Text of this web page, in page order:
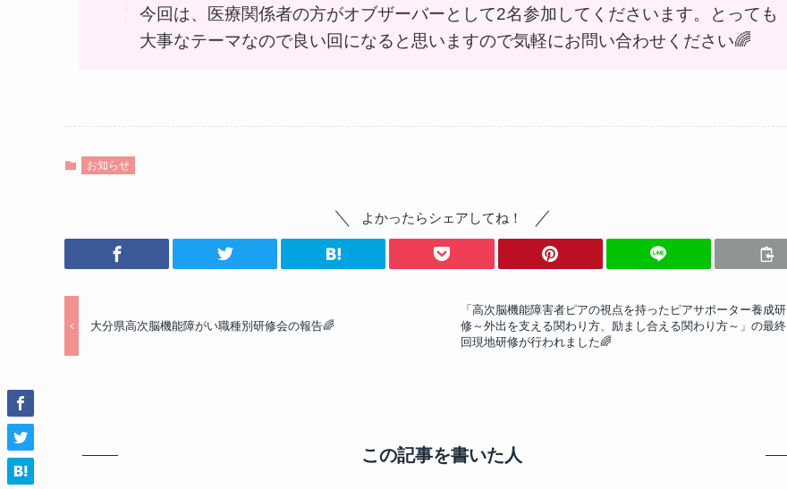
今回は、医療関係者の方がオブザーバーとして2名参加してくださいます。とっても
大事なテーマなので良い回になると思いますので気軽にお問い合わせください🌈
お知らせ
よかったらシェアしてね！
大分県高次脳機能障がい職種別研修会の報告🌈
「高次脳機能障害者ピアの視点を持ったピアサポーター養成研
修～外出を支える関わり方、励まし合える関わり方～」の最終
回現地研修が行われました🌈
この記事を書いた人